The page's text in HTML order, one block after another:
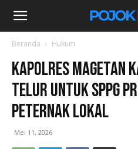
Beranda Hukum
Kapolres Magetan
Telur untuk SPPG
Peternak Lokal
Mei 11, 2026